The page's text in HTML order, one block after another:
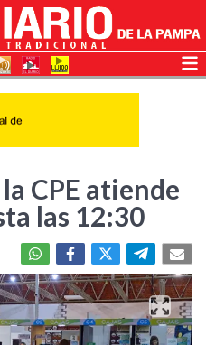
CPE atiende
las 12:30